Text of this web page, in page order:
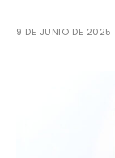
9 DE JUNIO DE 2025